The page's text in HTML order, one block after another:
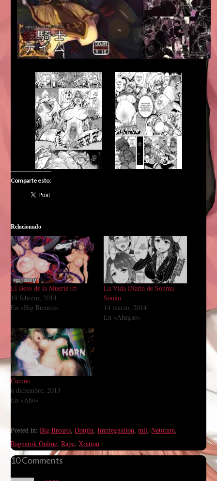
Comparte esto:
Relacionado
El Beso de la Muerte 05
18 febrero, 2014
En «Big Breasts»
La Vida Diaria de Souma
Souko
14 marzo, 2014
En «Ahegao»
Cuerno
6 diciembre, 2013
En «Aho»
Posted in:Big Breasts,Doujin,Impregnation,mil,Netorare,
Ragnarok Online,Rape,Xration
10 Comments